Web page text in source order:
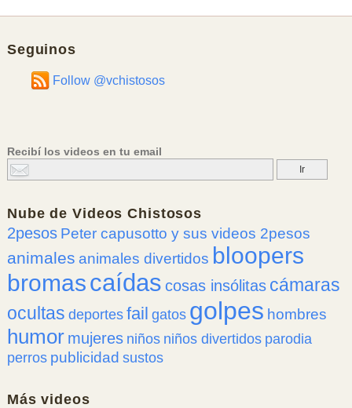
Seguinos
Follow @vchistosos
Recibí los videos en tu email
Nube deVideos Chistosos
2pesos Peter capusotto y sus videos 2pesos
animales animales divertidos bloopers
bromascaídas cosas insólitas cámaras
ocultas deportes fail gatos golpes hombres
humor mujeres niños niños divertidos parodia
perros publicidad sustos
Más videos